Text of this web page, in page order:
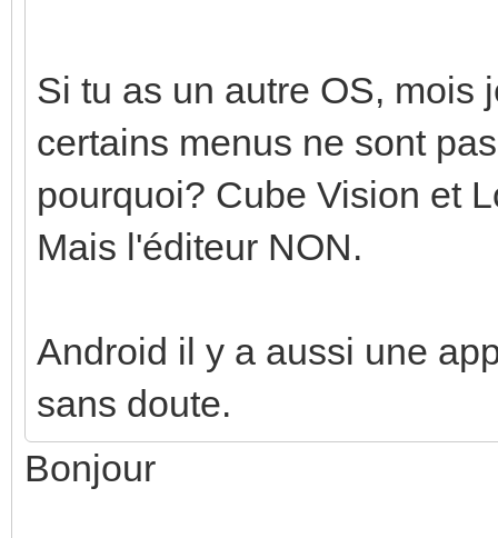
Si tu as un autre OS, mois
certains menus ne sont
pourquoi? Cube Vision et
Mais l'éditeur NON.
Android il y a aussi une
sans doute.
Bonjour